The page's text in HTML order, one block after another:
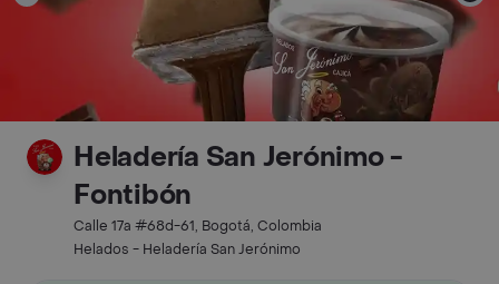
Heladería San Jerónimo -
Fontibón
Calle 17a #68d-61, Bogotá, Colombia
Helados - Heladería San Jerónimo